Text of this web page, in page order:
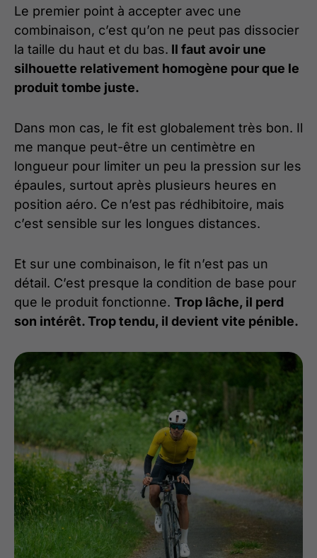
Le premier point à accepter avec une
combinaison, c’est qu’on ne peut pas dissocier
la taille du haut et du bas. Il faut avoir une
silhouette relativement homogène pour que le
produit tombe juste.
Dans mon cas, le fit est globalement très bon. Il
me manque peut-être un centimètre en
longueur pour limiter un peu la pression sur les
épaules, surtout après plusieurs heures en
position aéro. Ce n’est pas rédhibitoire, mais
c’est sensible sur les longues distances.
Et sur une combinaison, le fit n’est pas un
détail. C’est presque la condition de base pour
que le produit fonctionne. Trop lâche, il perd
son intérêt. Trop tendu, il devient vite pénible.